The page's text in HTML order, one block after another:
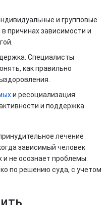
и групповые
причинах зависимости и
Специалисты
как правильно
и ресоциализация.
и поддержка
лечение
зависимый человек
не осознает проблемы.
по решению суда, с учетом